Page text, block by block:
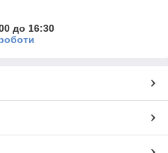
до 16:30